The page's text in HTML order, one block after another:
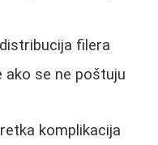
filera
ako se ne poštuju
komplikacija